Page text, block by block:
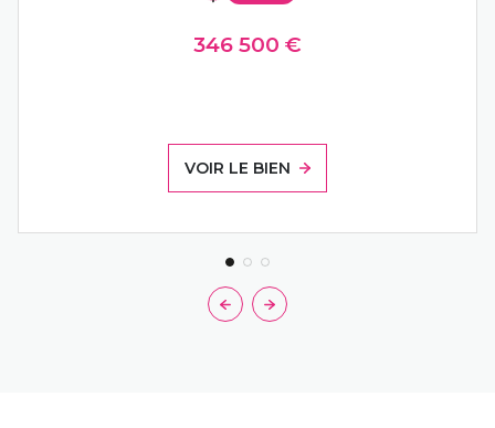
346 500 €
VOIR LE BIEN